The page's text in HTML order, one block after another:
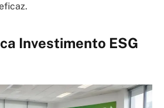
Investimento ESG